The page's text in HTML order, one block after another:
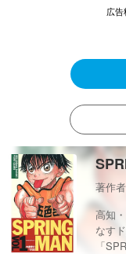
広
著作
高知
なす
「